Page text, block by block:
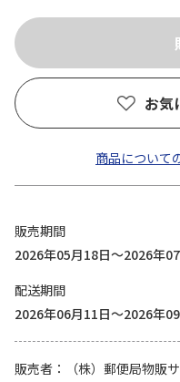
お気
商品について
販売期間
2026年05月18日～2026年
配送期間
2026年06月11日～2026年
販売者
（株）郵便局物販